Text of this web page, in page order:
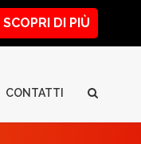
SCOPRI DI PIÙ
CONTATTI